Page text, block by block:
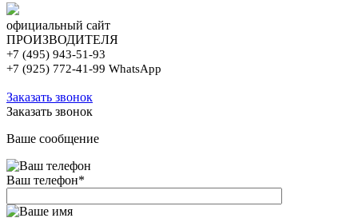
официальный сайт
ПРОИЗВОДИТЕЛЯ
+7 (495) 943-51-93
+7 (925) 772-41-99 WhatsApp
Заказать звонок
Заказать звонок
Ваше сообщение
Ваш телефон*